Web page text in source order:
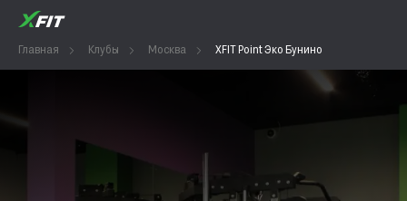
Главная Клубы Москва XFIT Point Эко Бунино